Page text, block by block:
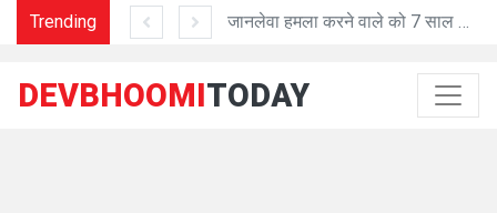
Trending जानलेवा हमला करने वाले को 7 साल की सजा
DEVBHOOMITODAY